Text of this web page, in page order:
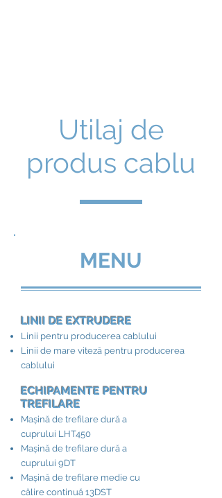
Utilaj de
produs cablu
MENU
LINII DE EXTRUDERE
Linii pentru producerea cablului
Linii de mare viteză pentru producerea
cablului
ECHIPAMENTE PENTRU
TREFILARE
Mașină de trefilare dură a
cuprului LHT450
Mașină de trefilare dură a
cuprului 9DT
Mașină de trefilare medie cu
călire continuă 13DST